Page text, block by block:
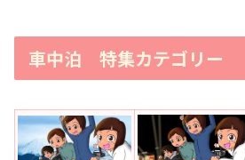
車中泊 特集カテゴリー